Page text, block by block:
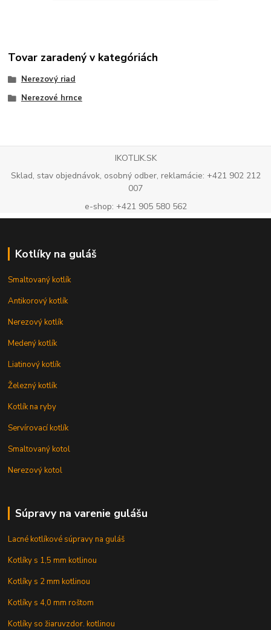
Tovar zaradený v kategóriách
Nerezový riad
Nerezové hrnce
IKOTLIK.SK
Sklad, stav objednávok, osobný odber, reklamácie: +421 902 212
007
e-shop: +421 905 580 562
Kotlíky na guláš
Smaltovaný kotlík
Antikorový kotlík
Nerezový kotlík
Medený kotlík
Liatinový kotlík
Železný kotlík
Kotlík na ryby
Servírovací kotlík
Smaltovaný kotol
Nerezový kotol
Súpravy na varenie gulášu
Lacné kotlíkové súpravy na guláš
Kotlíky s 1,5 mm kotlinou
Kotlíky s 2 mm kotlinou
Kotlíky s 4,0 mm roštom
Kotlíky so žiaruvzdor. kotlinou